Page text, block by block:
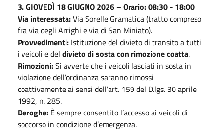
3. GIOVEDÌ 18 GIUGNO 2026 – Orario: 08:30 - 18:00
Via interessata:Via Sorelle Gramatica (tratto compreso
fra via degli Arrighi e via di San Miniato).
Provvedimenti: Istituzione del divieto di transito a tutti
i veicoli e del divieto di sosta con rimozione coatta.
Rimozioni:Si avverte che i veicoli lasciati in sosta in
violazione dell’ordinanza saranno rimossi
coattivamente ai sensi dell’art. 159 del D.lgs. 30 aprile
1992, n. 285.
Deroghe: È sempre consentito l’accesso ai veicoli di
soccorso in condizione d’emergenza.